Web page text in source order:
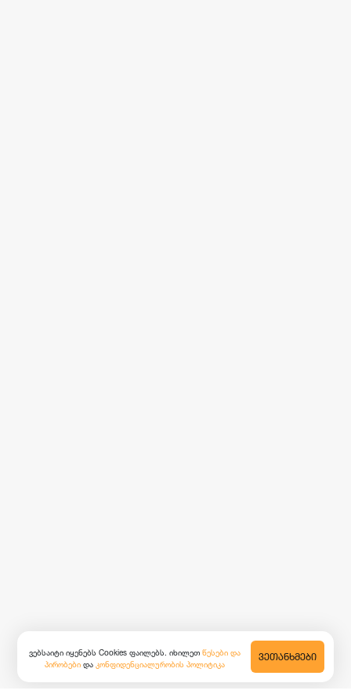
ვებსაიტი იყენებს Cookies ფაილებს. იხილეთ წესები და
პირობები და კონფიდენციალურობის პოლიტიკა
ᲕᲔᲗᲐᲜᲮᲛᲔᲑᲘ